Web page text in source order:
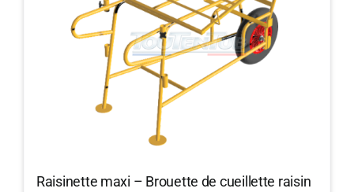
Raisinette maxi – Brouette de cueillette raisin